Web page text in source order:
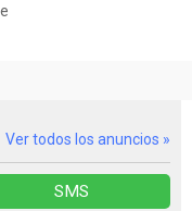
Ver todos los anuncios »
SMS